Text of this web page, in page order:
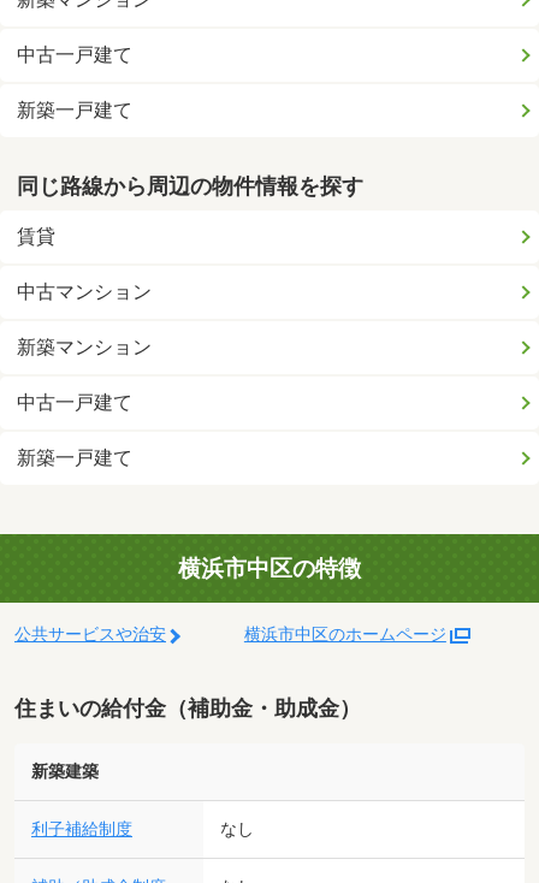
中古一戸建て
新築一戸建て
同じ路線から周辺の物件情報を探す
賃貸
中古マンション
新築マンション
中古一戸建て
新築一戸建て
横浜市中区の特徴
公共サービスや治安 横浜市中区のホームページ
住まいの給付金（補助金・助成金）
新築建築
利子補給制度 なし